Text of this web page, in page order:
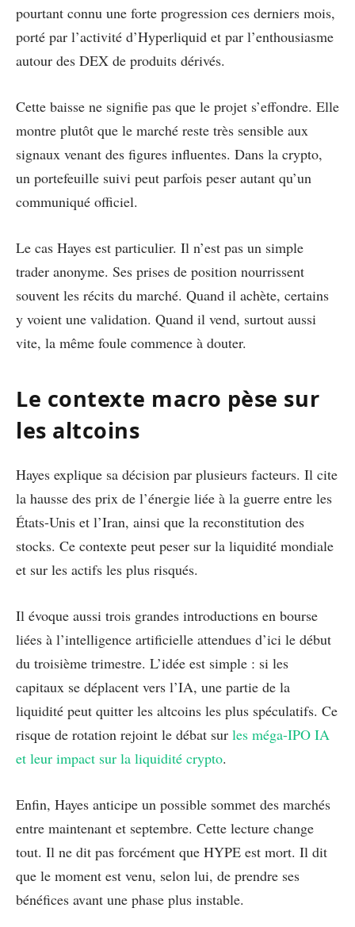
pourtant connu une forte progression ces derniers mois,
porté par l’activité d’Hyperliquid et par l’enthousiasme
autour des DEX de produits dérivés.
Cette baisse ne signifie pas que le projet s’effondre. Elle
montre plutôt que le marché reste très sensible aux
signaux venant des figures influentes. Dans la crypto,
un portefeuille suivi peut parfois peser autant qu’un
communiqué officiel.
Le cas Hayes est particulier. Il n’est pas un simple
trader anonyme. Ses prises de position nourrissent
souvent les récits du marché. Quand il achète, certains
y voient une validation. Quand il vend, surtout aussi
vite, la même foule commence à douter.
Le contexte macro pèse sur
les altcoins
Hayes explique sa décision par plusieurs facteurs. Il cite
la hausse des prix de l’énergie liée à la guerre entre les
États-Unis et l’Iran, ainsi que la reconstitution des
stocks. Ce contexte peut peser sur la liquidité mondiale
et sur les actifs les plus risqués.
Il évoque aussi trois grandes introductions en bourse
liées à l’intelligence artificielle attendues d’ici le début
du troisième trimestre. L’idée est simple : si les
capitaux se déplacent vers l’IA, une partie de la
liquidité peut quitter les altcoins les plus spéculatifs. Ce
risque de rotation rejoint le débat sur les méga-IPO IA
et leur impact sur la liquidité crypto.
Enfin, Hayes anticipe un possible sommet des marchés
entre maintenant et septembre. Cette lecture change
tout. Il ne dit pas forcément que HYPE est mort. Il dit
que le moment est venu, selon lui, de prendre ses
bénéfices avant une phase plus instable.